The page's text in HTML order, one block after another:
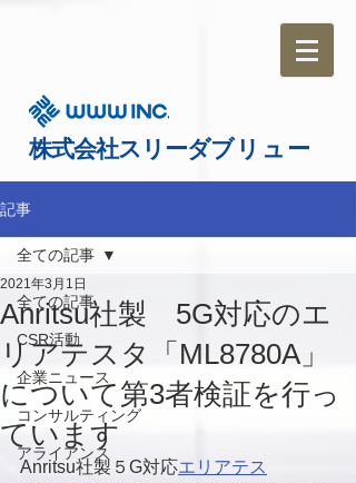
​株式会社スリーダブリュー
記事
全ての記事
CSR活動
企業ニュース
コンサルティング
アライアンス
全ての記事
Anritsu社製 5G対応のエ
リアテスタ「ML8780A」
について第3者検証を行っ
ています
2021年3月1日
Anritsu社製５G対応エリアテス